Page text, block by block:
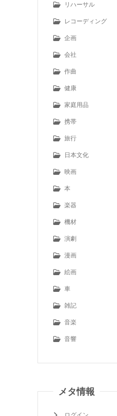
リハーサル
レコーディング
企画
会社
作曲
健康
家庭用品
携帯
旅行
日本文化
映画
本
楽器
機材
演劇
漫画
絵画
車
雑記
音楽
音響
メタ情報